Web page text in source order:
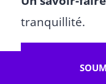
tranquillité.